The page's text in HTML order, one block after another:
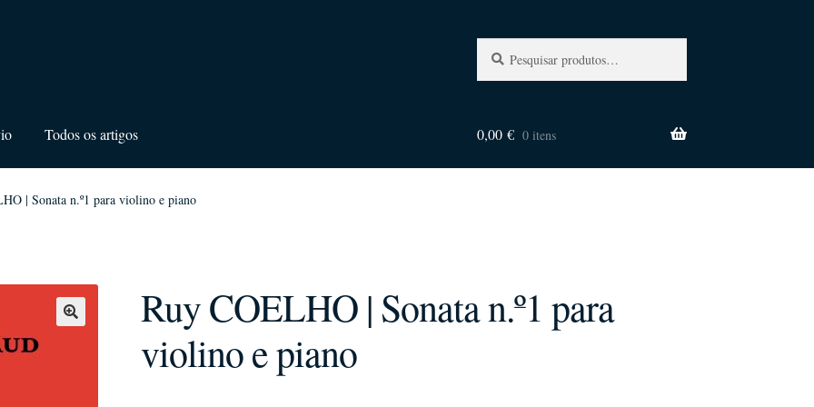
por:
Todos os artigos 0,00 € 0 itens
| Sonata n.º1 para violino e piano
Ruy COELHO | Sonata n.º1 para
violino e piano